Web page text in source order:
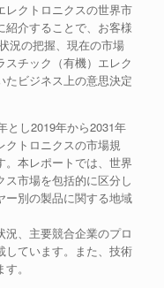
レクトロニクスの世界市
紹介することで、お客様
況の把握、現在の市場
チック（有機）エレク
たビジネス上の意思決定
とし2019年から2031年
クトロニクスの市場規
。本レポートでは、世界
市場を包括的に区分し
ー別の製品に関する地域
、主要競合企業のプロ
しています。また、技術
。